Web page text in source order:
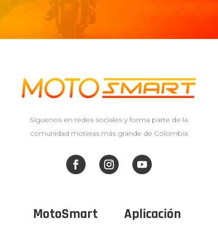
Síguenos en redes sociales y forma parte de la
comunidad moteras más grande de Colombia
MotoSmart Aplicación